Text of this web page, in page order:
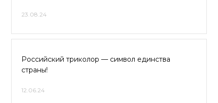
23.08.24
Российский триколор — символ единства
страны!
12.06.24